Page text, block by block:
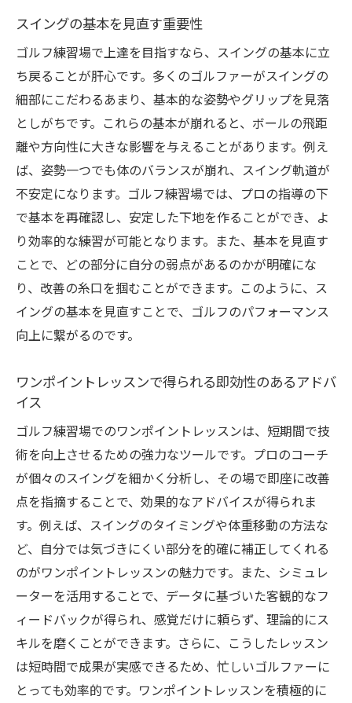
専門的指導がもたらすゴルフ練習場の新しいチ
ャレンジ
個々に合わせた指導方法の利点
プロの指導の下で挑む新しいスキル
フィードバックを活用した効率的なトレー
ニング
モチベーションを高める目標設定
プロの経験から学ぶ心構え
専門ツールを用いたトレーニング方法
驚きの効果！ゴルフ練習場での短時間レッスン
の秘密
短時間で成果を出すためのポイント
集中力を高めるレッスンのコツ
限られた時間での効率的な練習法
短時間での練習を最大限に活用する方法
ゴルフ練習場の最新テクノロジーでスイングが
変わる
シミュレーション技術の進化
最新テクノロジーを活用したスイング分析
デジタルデータによる練習の最適化
テクノロジーがもたらす練習の革命
実績を基にしたテクノロジーの導入事例
未来を見据えたゴルフテクノロジーの展望
個々のスキルに応じたゴルフ練習場でのレッス
ンの魅力
スイングの基本を見直す重要性
ゴルフ練習場で上達を目指すなら、スイングの基本に立
ち戻ることが肝心です。多くのゴルファーがスイングの
細部にこだわるあまり、基本的な姿勢やグリップを見落
としがちです。これらの基本が崩れると、ボールの飛距
離や方向性に大きな影響を与えることがあります。例え
ば、姿勢一つでも体のバランスが崩れ、スイング軌道が
不安定になります。ゴルフ練習場では、プロの指導の下
で基本を再確認し、安定した下地を作ることができ、よ
り効率的な練習が可能となります。また、基本を見直す
ことで、どの部分に自分の弱点があるのかが明確にな
り、改善の糸口を掴むことができます。このように、ス
イングの基本を見直すことで、ゴルフのパフォーマンス
向上に繋がるのです。
ワンポイントレッスンで得られる即効性のあるアドバ
イス
ゴルフ練習場でのワンポイントレッスンは、短期間で技
術を向上させるための強力なツールです。プロのコーチ
が個々のスイングを細かく分析し、その場で即座に改善
点を指摘することで、効果的なアドバイスが得られま
す。例えば、スイングのタイミングや体重移動の方法な
ど、自分では気づきにくい部分を的確に補正してくれる
のがワンポイントレッスンの魅力です。また、シミュレ
ーターを活用することで、データに基づいた客観的なフ
ィードバックが得られ、感覚だけに頼らず、理論的にス
キルを磨くことができます。さらに、こうしたレッスン
は短時間で成果が実感できるため、忙しいゴルファーに
とっても効率的です。ワンポイントレッスンを積極的に